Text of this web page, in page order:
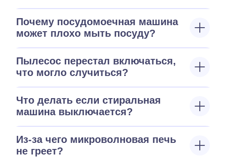
Почему посудомоечная машина
может плохо мыть посуду?
Пылесос перестал включаться,
что могло случиться?
Что делать если стиральная
машина выключается?
Из-за чего микроволновая печь
не греет?